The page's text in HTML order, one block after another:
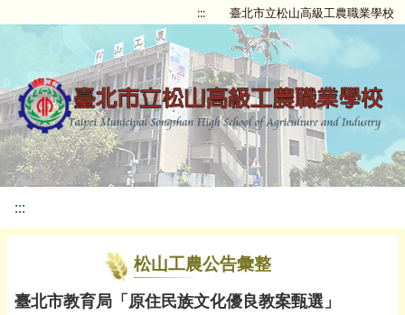
::: 臺北市立松山高級工農職業學校
:::
松山工農公告彙整
臺北市教育局「原住民族文化優良教案甄選」